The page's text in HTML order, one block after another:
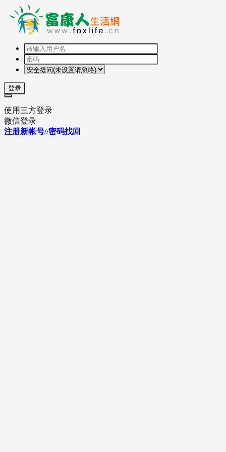
登录
使用三方登录
微信登录
注册新帐号//密码找回